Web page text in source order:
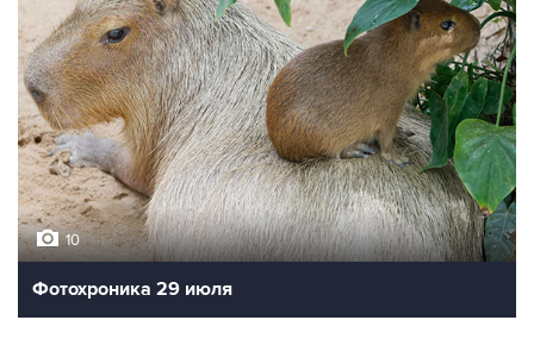
10
Фотохроника 29 июля